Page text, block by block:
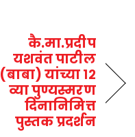
कै.मा.प्रदीप
यशवंत पाटील
(बाबा) यांच्या १२
व्या पुण्यस्मरण
दिनानिमित्त
पुस्तक प्रदर्शन